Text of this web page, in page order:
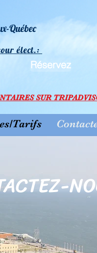
Québec
élect.:
TAIRES SUR
Réservez
Tarifs